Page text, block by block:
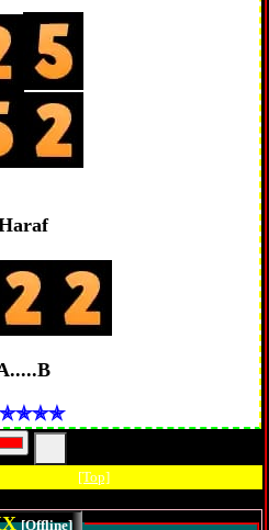
[Top]
[Offline]